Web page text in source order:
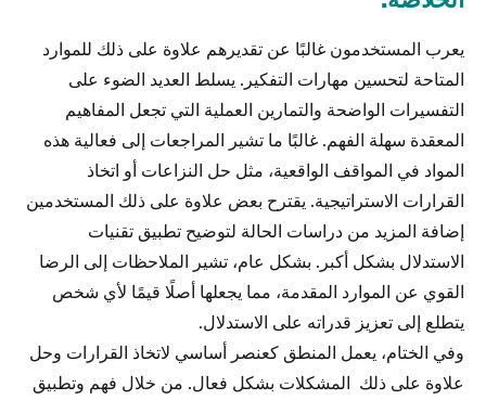
يعرب المستخدمون غالبًا عن تقديرهم علاوة على ذلك للموارد
المتاحة لتحسين مهارات التفكير. يسلط العديد الضوء على
التفسيرات الواضحة والتمارين العملية التي تجعل المفاهيم
المعقدة سهلة الفهم. غالبًا ما تشير المراجعات إلى فعالية هذه
المواد في المواقف الواقعية، مثل حل النزاعات أو اتخاذ
القرارات الاستراتيجية. يقترح بعض علاوة على ذلك المستخدمين
إضافة المزيد من دراسات الحالة لتوضيح تطبيق تقنيات
الاستدلال بشكل أكبر. بشكل عام، تشير الملاحظات إلى الرضا
القوي عن الموارد المقدمة، مما يجعلها أصلًا قيمًا لأي شخص
يتطلع إلى تعزيز قدراته على الاستدلال.
وفي الختام، يعمل المنطق كعنصر أساسي لاتخاذ القرارات وحل
علاوة على ذلك المشكلات بشكل فعال. من خلال فهم وتطبيق